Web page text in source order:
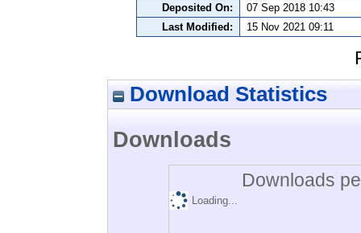
Deposited On:
07 Sep 2018 10:43
Last Modified:
15 Nov 2021 09:11
Download Statistics
Downloads
Downloads
Loading...